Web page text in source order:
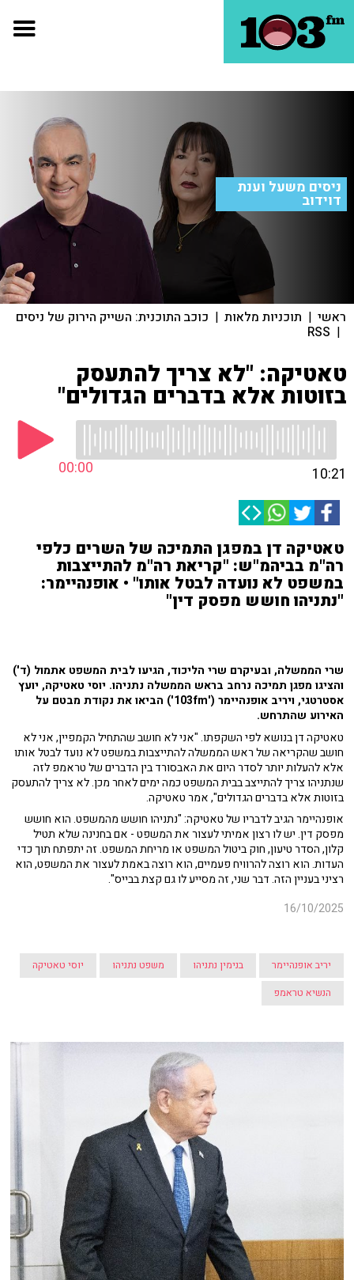
ניסים משעל וענת
דוידוב
ראשי | תוכניות מלאות | כוכב התוכנית: השייק הירוק של ניסים
|
RSS
טאטיקה: "לא צריך להתעסק
בזוטות אלא בדברים הגדולים"
00:00 10:21
טאטיקה דן במפגן התמיכה של השרים כלפי
רה"מ בביהמ"ש: "קריאת רה"מ להתייצבות
במשפט לא נועדה לבטל אותו" • אופנהיימר:
"נתניהו חושש מפסק דין"
שרי הממשלה, ובעיקרם שרי הליכוד, הגיעו לבית המשפט אתמול (ד')
והציגו מפגן תמיכה נרחב בראש הממשלה נתניהו. יוסי טאטיקה, יועץ
אסטרטגי, ויריב אופנהיימר ('103fm') הביאו את נקודת מבטם על
האירוע שהתרחש.
טאטיקה דן בנושא לפי השקפתו. "אני לא חושב שהתחיל הקמפיין, אני לא
חושב שהקריאה של ראש הממשלה להתייצבות במשפט לא נועד לבטל אותו
אלא להעלות יותר לסדר היום את האבסורד בין הדברים של טראמפ לזה
שנתניהו צריך להתייצב בבית המשפט כמה ימים לאחר מכן. לא צריך להתעסק
בזוטות אלא בדברים הגדולים", אמר טאטיקה.
אופנהיימר הגיב לדבריו של טאטיקה: "נתניהו חושש מהמשפט. הוא חושש
מפסק דין. יש לו רצון אמיתי לעצור את המשפט - אם בחנינה שלא תטיל
קלון, הסדר טיעון, חוק ביטול המשפט או מריחת המשפט. זה יתפתח תוך כדי
העדות. הוא רוצה להרוויח פעמיים, הוא רוצה באמת לעצור את המשפט, הוא
רציני בעניין הזה. דבר שני, זה מסייע לו גם קצת בבייס".
16/10/2025
יריב אופנהיימר בנימין נתניהו משפט נתניהו
יוסי טאטיקה
הנשיא טראמפ